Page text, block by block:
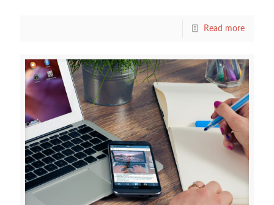
Read more